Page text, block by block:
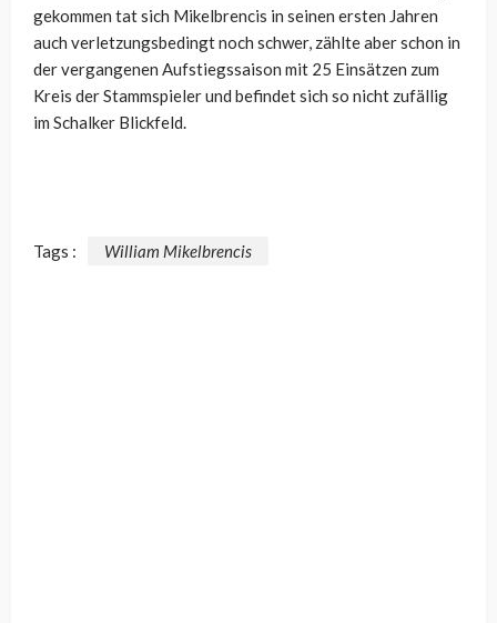
gekommen tat sich Mikelbrencis in seinen ersten Jahren
auch verletzungsbedingt noch schwer, zählte aber schon in
der vergangenen Aufstiegssaison mit 25 Einsätzen zum
Kreis der Stammspieler und befindet sich so nicht zufällig
im Schalker Blickfeld.
Tags : William Mikelbrencis